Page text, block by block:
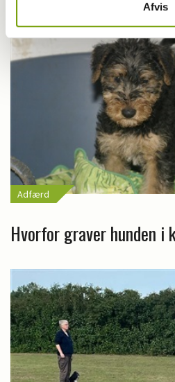
Afvis
Adfærd
Hvorfor graver hunden i